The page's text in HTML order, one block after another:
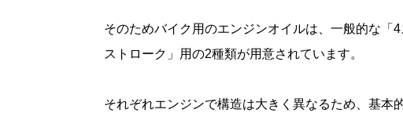
そのためバイク用のエンジンオイルは、一般的な「
ストローク」用の2種類が用意されています。
それぞれエンジンで構造は大きく異なるため、基本